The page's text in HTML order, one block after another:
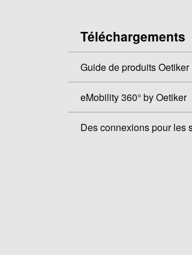
Téléchargements
Guide de produits Oetiker
eMobility 360° by Oetiker
Des connexions pour les